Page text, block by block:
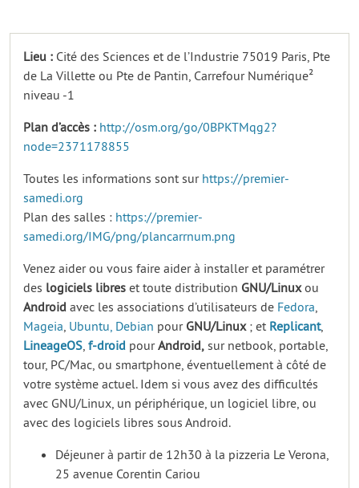
Lieu : Cité des Sciences et de l’Industrie 75019 Paris, Pte
de La Villette ou Pte de Pantin, Carrefour Numérique²
niveau -1
Plan d’accès : http://osm.org/go/0BPKTMqg2?
node=2371178855
Toutes les informations sont sur https://premier-
samedi.org
Plan des salles : https://premier-
samedi.org/IMG/png/plancarrnum.png
Venez aider ou vous faire aider à installer et paramétrer
des logiciels libres et toute distribution GNU/Linuxou
Android avec les associations d’utilisateurs de Fedora,
Mageia, Ubuntu, Debian pour GNU/Linux; et Replicant,
LineageOS, f-droid pourAndroid, sur netbook, portable,
tour, PC/Mac, ou smartphone, éventuellement à côté de
votre système actuel. Idem si vous avez des difficultés
avec GNU/Linux, un périphérique, un logiciel libre, ou
avec des logiciels libres sous Android.
Déjeuner à partir de 12h30 à la pizzeria Le Verona,
25 avenue Corentin Cariou